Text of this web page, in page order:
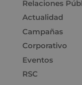
Relaciones
Actualidad
Campañas
Corporativo
Eventos
RSC